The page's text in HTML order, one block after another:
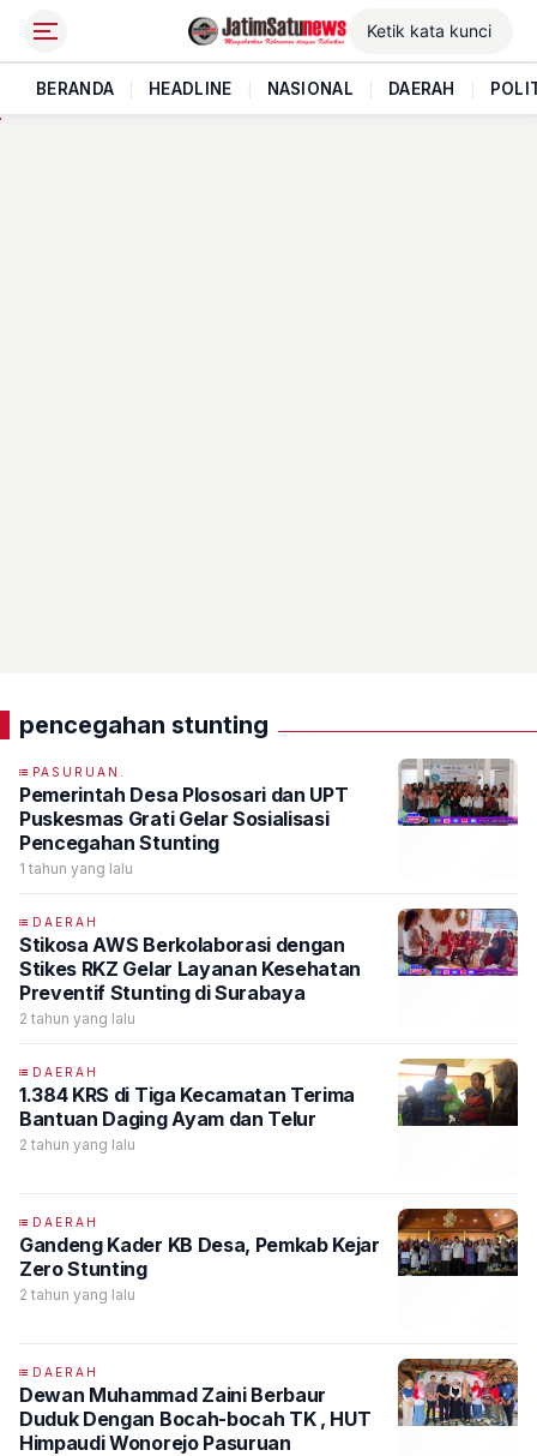
BERANDA HEADLINE NASIONAL DAERAH
pencegahan stunting
PASURUAN.
Pemerintah Desa Plososari dan UPT
Puskesmas Grati Gelar Sosialisasi
Pencegahan Stunting
1 tahun yang lalu
DAERAH
Stikosa AWS Berkolaborasi dengan
Stikes RKZ Gelar Layanan Kesehatan
Preventif Stunting di Surabaya
2 tahun yang lalu
DAERAH
1.384 KRS di Tiga Kecamatan Terima
Bantuan Daging Ayam dan Telur
2 tahun yang lalu
DAERAH
Gandeng Kader KB Desa, Pemkab Kejar
Zero Stunting
2 tahun yang lalu
DAERAH
Dewan Muhammad Zaini Berbaur
Duduk Dengan Bocah-bocah TK , HUT
Himpaudi Wonorejo Pasuruan